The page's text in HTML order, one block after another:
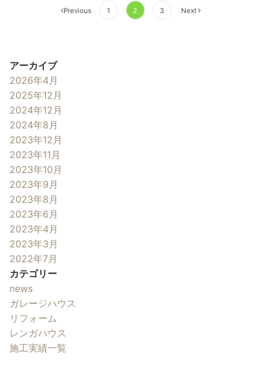
Previous 1 2 3 Next
アーカイブ
2026年4月
2025年12月
2024年12月
2024年8月
2023年12月
2023年11月
2023年10月
2023年9月
2023年8月
2023年6月
2023年4月
2023年3月
2022年7月
カテゴリー
news
ガレージハウス
リフォーム
レンガハウス
施工実績一覧